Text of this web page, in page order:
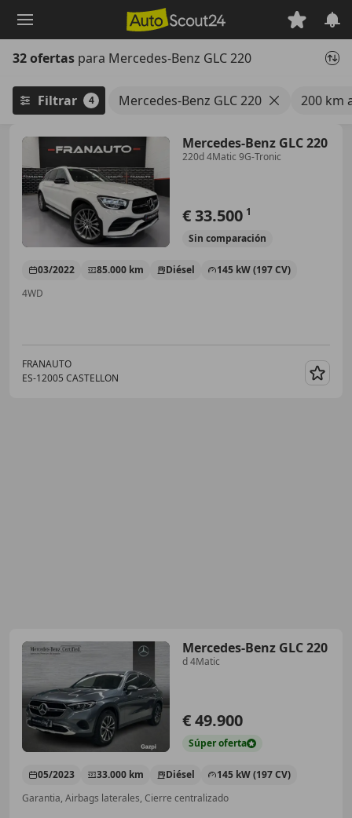
principal
32 ofertas para Mercedes-Benz GLC 220
Filtrar 4 Mercedes-Benz GLC 220 200 km
Mercedes-Benz GLC 220
220d 4Matic 9G-Tronic
€ 33.500 1
Sin comparación
03/2022 85.000 km Diésel
145 kW (197 CV)
4WD
FRANAUTO
ES-12005 CASTELLON
Mercedes-Benz GLC 220
d 4Matic
€ 49.900
Súperoferta
05/2023 33.000 km Diésel
145 kW (197 CV)
Garantia, Airbags laterales, Cierre centralizado